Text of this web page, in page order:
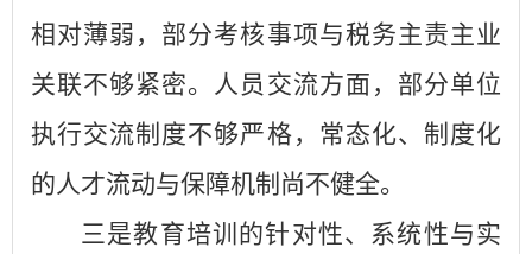
相对薄弱，部分考核事项与税务主责主业
关联不够紧密。人员交流方面，部分单位
执行交流制度不够严格，常态化、制度化
的人才流动与保障机制尚不健全。
三是教育培训的针对性、系统性与实